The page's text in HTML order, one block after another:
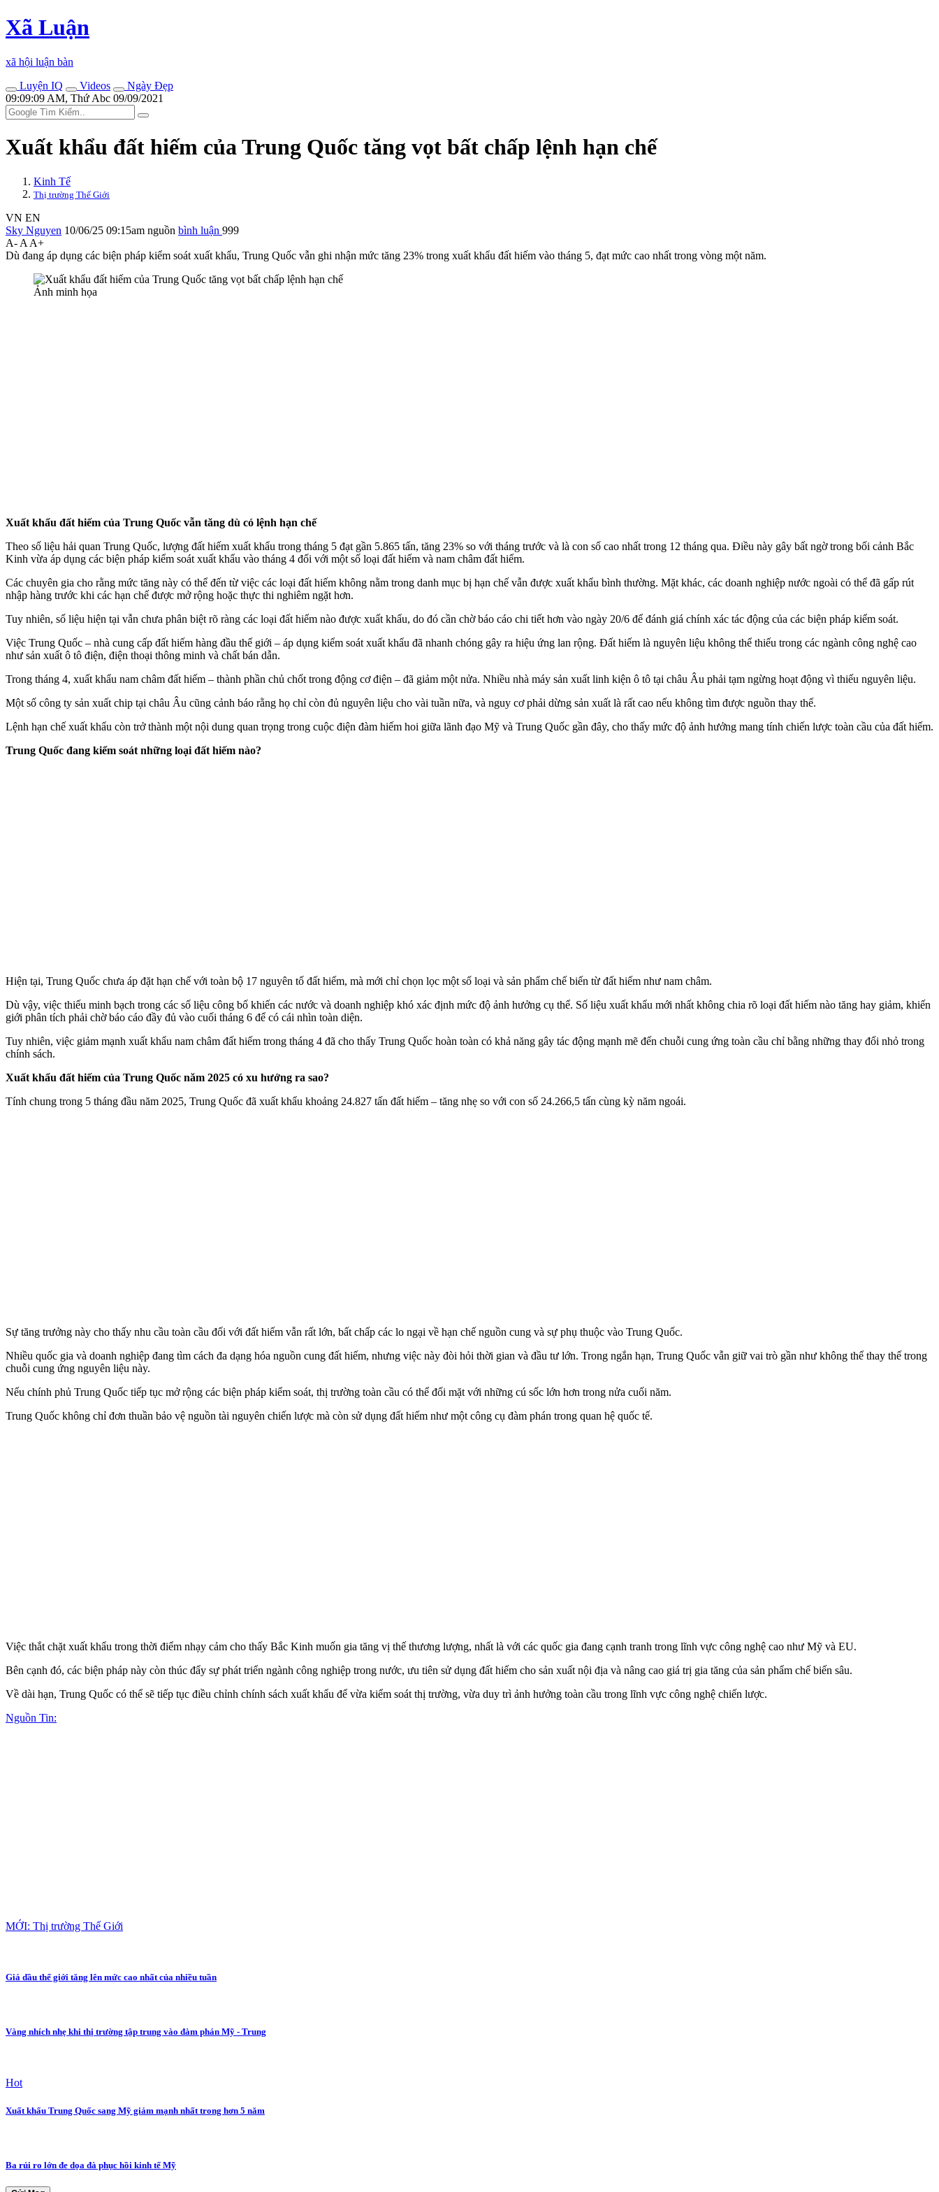
Xã Luận
xã hội luận bàn
Luyện IQ
Videos
Ngày Đẹp
09:09:09 AM, Thứ Abc 09/09/2021
Xuất khẩu đất hiếm của Trung Quốc tăng vọt bất chấp lệnh hạn chế
Kinh Tế
Thị trường Thế Giới
VN EN
Sky Nguyen 10/06/25 09:15am nguồn bình luận 999
A- A A+
Dù đang áp dụng các biện pháp kiểm soát xuất khẩu, Trung Quốc vẫn ghi nhận mức tăng 23% trong xuất khẩu đất hiếm vào tháng 5, đạt mức cao nhất trong vòng một năm.
Ảnh minh họa
Xuất khẩu đất hiếm của Trung Quốc vẫn tăng dù có lệnh hạn chế
Theo số liệu hải quan Trung Quốc, lượng đất hiếm xuất khẩu trong tháng 5 đạt gần 5.865 tấn, tăng 23% so với tháng trước và là con số cao nhất trong 12 tháng qua. Điều này gây bất ngờ trong bối cảnh Bắc
Kinh vừa áp dụng các biện pháp kiểm soát xuất khẩu vào tháng 4 đối với một số loại đất hiếm và nam châm đất hiếm.
Các chuyên gia cho rằng mức tăng này có thể đến từ việc các loại đất hiếm không nằm trong danh mục bị hạn chế vẫn được xuất khẩu bình thường. Mặt khác, các doanh nghiệp nước ngoài có thể đã gấp rút
nhập hàng trước khi các hạn chế được mở rộng hoặc thực thi nghiêm ngặt hơn.
Tuy nhiên, số liệu hiện tại vẫn chưa phân biệt rõ ràng các loại đất hiếm nào được xuất khẩu, do đó cần chờ báo cáo chi tiết hơn vào ngày 20/6 để đánh giá chính xác tác động của các biện pháp kiểm soát.
Việc Trung Quốc – nhà cung cấp đất hiếm hàng đầu thế giới – áp dụng kiểm soát xuất khẩu đã nhanh chóng gây ra hiệu ứng lan rộng. Đất hiếm là nguyên liệu không thể thiếu trong các ngành công nghệ cao
như sản xuất ô tô điện, điện thoại thông minh và chất bán dẫn.
Trong tháng 4, xuất khẩu nam châm đất hiếm – thành phần chủ chốt trong động cơ điện – đã giảm một nửa. Nhiều nhà máy sản xuất linh kiện ô tô tại châu Âu phải tạm ngừng hoạt động vì thiếu nguyên liệu.
Một số công ty sản xuất chip tại châu Âu cũng cảnh báo rằng họ chỉ còn đủ nguyên liệu cho vài tuần nữa, và nguy cơ phải dừng sản xuất là rất cao nếu không tìm được nguồn thay thế.
Lệnh hạn chế xuất khẩu còn trở thành một nội dung quan trọng trong cuộc điện đàm hiếm hoi giữa lãnh đạo Mỹ và Trung Quốc gần đây, cho thấy mức độ ảnh hưởng mang tính chiến lược toàn cầu của đất hiếm.
Trung Quốc đang kiểm soát những loại đất hiếm nào?
Hiện tại, Trung Quốc chưa áp đặt hạn chế với toàn bộ 17 nguyên tố đất hiếm, mà mới chỉ chọn lọc một số loại và sản phẩm chế biến từ đất hiếm như nam châm.
Dù vậy, việc thiếu minh bạch trong các số liệu công bố khiến các nước và doanh nghiệp khó xác định mức độ ảnh hưởng cụ thể. Số liệu xuất khẩu mới nhất không chia rõ loại đất hiếm nào tăng hay giảm, khiến
giới phân tích phải chờ báo cáo đầy đủ vào cuối tháng 6 để có cái nhìn toàn diện.
Tuy nhiên, việc giảm mạnh xuất khẩu nam châm đất hiếm trong tháng 4 đã cho thấy Trung Quốc hoàn toàn có khả năng gây tác động mạnh mẽ đến chuỗi cung ứng toàn cầu chỉ bằng những thay đổi nhỏ trong
chính sách.
Xuất khẩu đất hiếm của Trung Quốc năm 2025 có xu hướng ra sao?
Tính chung trong 5 tháng đầu năm 2025, Trung Quốc đã xuất khẩu khoảng 24.827 tấn đất hiếm – tăng nhẹ so với con số 24.266,5 tấn cùng kỳ năm ngoái.
Sự tăng trưởng này cho thấy nhu cầu toàn cầu đối với đất hiếm vẫn rất lớn, bất chấp các lo ngại về hạn chế nguồn cung và sự phụ thuộc vào Trung Quốc.
Nhiều quốc gia và doanh nghiệp đang tìm cách đa dạng hóa nguồn cung đất hiếm, nhưng việc này đòi hỏi thời gian và đầu tư lớn. Trong ngắn hạn, Trung Quốc vẫn giữ vai trò gần như không thể thay thế trong
chuỗi cung ứng nguyên liệu này.
Nếu chính phủ Trung Quốc tiếp tục mở rộng các biện pháp kiểm soát, thị trường toàn cầu có thể đối mặt với những cú sốc lớn hơn trong nửa cuối năm.
Trung Quốc không chỉ đơn thuần bảo vệ nguồn tài nguyên chiến lược mà còn sử dụng đất hiếm như một công cụ đàm phán trong quan hệ quốc tế.
Việc thắt chặt xuất khẩu trong thời điểm nhạ‌y cả‌m cho thấy Bắc Kinh muốn gia tăng vị thế thương lượng, nhất là với các quốc gia đang cạnh tranh trong lĩnh vực công nghệ cao như Mỹ và EU.
Bên cạnh đó, các biện pháp này còn thúc đẩy sự phát triển ngành công nghiệp trong nước, ưu tiên sử dụng đất hiếm cho sản xuất nội địa và nâng cao giá trị gia tăng của sản phẩm chế biến sâu.
Về dài hạn, Trung Quốc có thể sẽ tiếp tục điều chỉnh chính sách xuất khẩu để vừa kiểm soát thị trường, vừa duy trì ảnh hưởng toàn cầu trong lĩnh vực công nghệ chiến lược.
Nguồn Tin:
MỚI: Thị trường Thế Giới
Giá dầu thế giới tăng lên mức cao nhất của nhiều tuần
Vàng nhích nhẹ khi thị trường tập trung vào đàm phán Mỹ - Trung
Hot
Xuất khẩu Trung Quốc sang Mỹ giảm mạnh nhất trong hơn 5 năm
Ba rủi ro lớn đe dọa đà phục hồi kinh tế Mỹ